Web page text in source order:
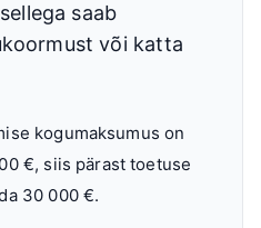
saab
või katta
kogumaksumus on
€, siis pärast toetuse
30 000 €.